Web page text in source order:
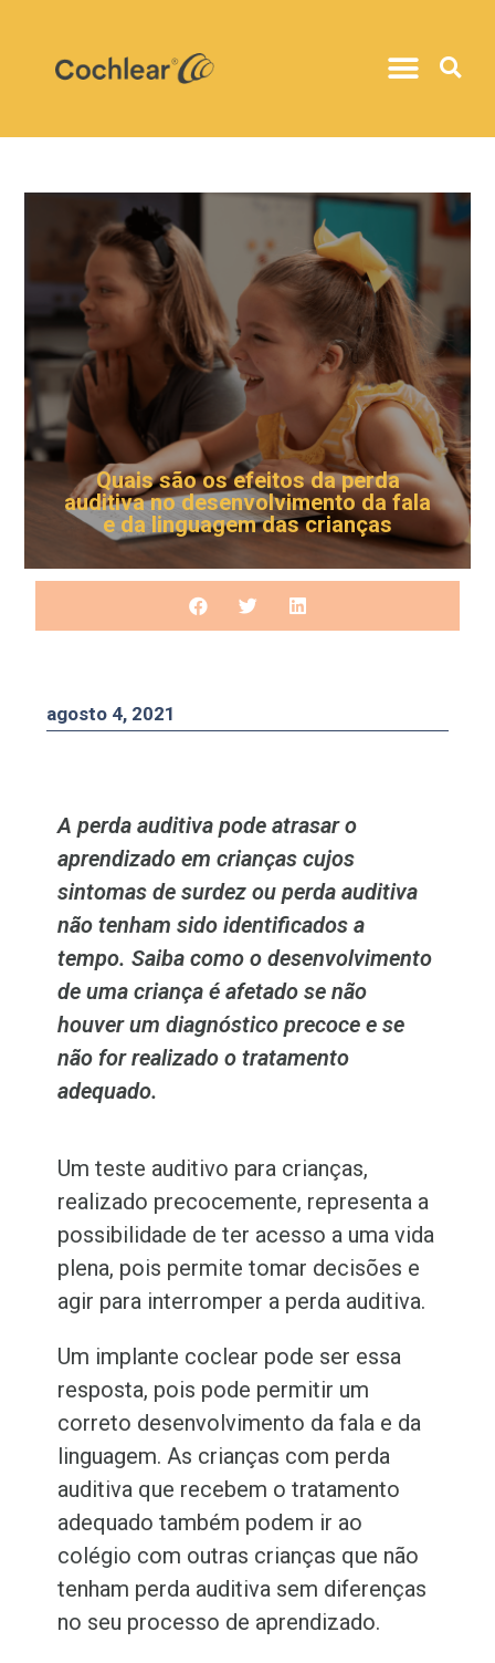
Quais são os efeitos da perda
auditiva no desenvolvimento da fala
e da linguagem das crianças
agosto 4, 2021
A perda auditiva pode atrasar o
aprendizado em crianças cujos
sintomas de surdez ou perda auditiva
não tenham sido identificados a
tempo. Saiba como o desenvolvimento
de uma criança é afetado se não
houver um diagnóstico precoce e se
não for realizado o tratamento
adequado.
Um teste auditivo para crianças,
realizado precocemente, representa a
possibilidade de ter acesso a uma vida
plena, pois permite tomar decisões e
agir para interromper a perda auditiva.
Um implante coclear pode ser essa
resposta, pois pode permitir um
correto desenvolvimento da fala e da
linguagem. As crianças com perda
auditiva que recebem o tratamento
adequado também podem ir ao
colégio com outras crianças que não
tenham perda auditiva sem diferenças
no seu processo de aprendizado.